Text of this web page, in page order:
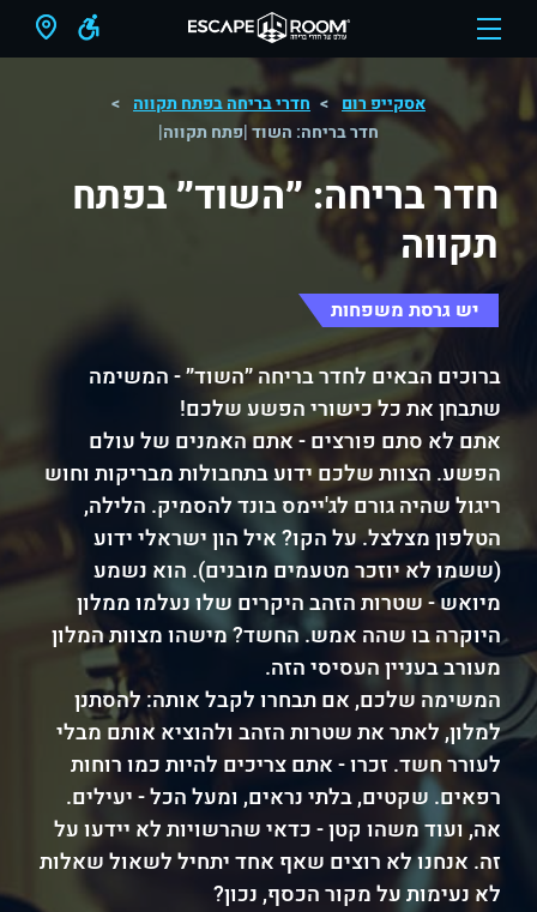
אסקייפ רום
חדרי בריחה בפתח תקווה
חדר בריחה: השוד |פתח תקווה|
חדר בריחה: ״השוד״ בפתח
תקווה
יש גרסת משפחות
ברוכים הבאים לחדר בריחה ״השוד״ - המשימה
שתבחן את כל כישורי הפשע שלכם!
אתם לא סתם פורצים - אתם האמנים של עולם
הפשע. הצוות שלכם ידוע בתחבולות מבריקות וחוש
ריגול שהיה גורם לג'יימס בונד להסמיק. הלילה,
הטלפון מצלצל. על הקו? איל הון ישראלי ידוע
(ששמו לא יוזכר מטעמים מובנים). הוא נשמע
מיואש - שטרות הזהב היקרים שלו נעלמו ממלון
היוקרה בו שהה אמש. החשד? מישהו מצוות המלון
מעורב בעניין העסיסי הזה.
המשימה שלכם, אם תבחרו לקבל אותה: להסתנן
למלון, לאתר את שטרות הזהב ולהוציא אותם מבלי
לעורר חשד. זכרו - אתם צריכים להיות כמו רוחות
רפאים. שקטים, בלתי נראים, ומעל הכל - יעילים.
אה, ועוד משהו קטן - כדאי שהרשויות לא יידעו על
זה. אנחנו לא רוצים שאף אחד יתחיל לשאול שאלות
לא נעימות על מקור הכסף, נכון?